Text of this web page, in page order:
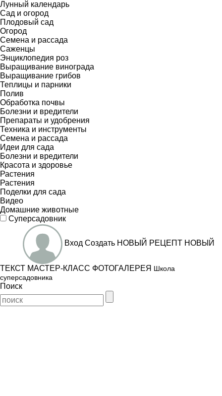
Лунный календарь
Сад и огород
Плодовый сад
Огород
Семена и рассада
Саженцы
Энциклопедия роз
Выращивание винограда
Выращивание грибов
Теплицы и парники
Полив
Обработка почвы
Болезни и вредители
Препараты и удобрения
Техника и инструменты
Семена и рассада
Идеи для сада
Болезни и вредители
Красота и здоровье
Растения
Растения
Поделки для сада
Видео
Домашние животные
Суперсадовник
Вход Создать НОВЫЙ РЕЦЕПТ НОВЫЙ
ТЕКСТ МАСТЕР-КЛАСС ФОТОГАЛЕРЕЯ Школа
суперсадовника
Поиск